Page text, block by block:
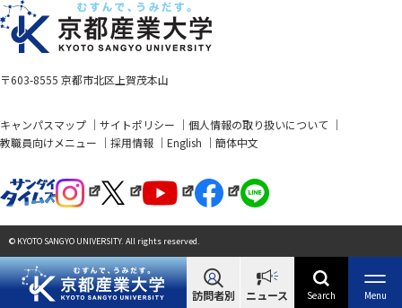
Menu
訪問者別 ニュース Search
〒603-8555 京都市北区上賀茂本山
キャンパスマップ サイトポリシー
個人情報の取り扱いについて
教職員向けメニュー
採用情報 English 簡体中文
© KYOTO SANGYO UNIVERSITY. All rights reserved.